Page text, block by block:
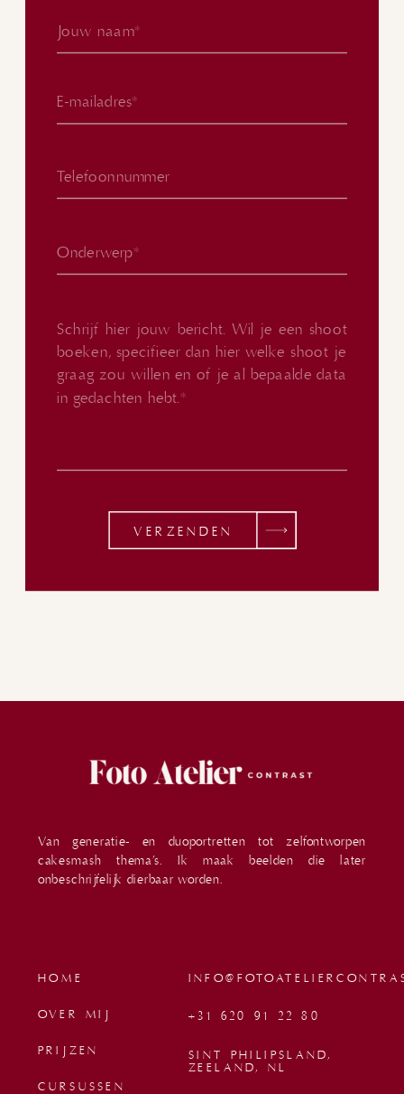
VERZENDEN
SINT PHILIPSLAND,
ZEELAND, NL
+31 620 91 22 80
CURSUSSEN
PRIJZEN
OVER MIJ
HOME
Van generatie- en duoportretten tot zelfontworpen
cakesmash thema’s. Ik maak beelden die later
onbeschrijfelijk dierbaar worden.